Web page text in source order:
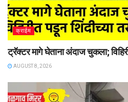
क्राईम
ट्रॅक्टर मागे घेताना अंदाज चुकला;
AUGUST 8, 2026